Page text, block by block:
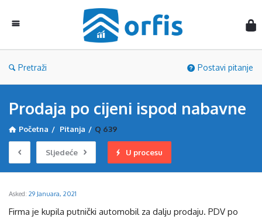
Pretraži Postavi pitanje
Prodaja po cijeni ispod nabavne
Početna / Pitanja / Q 639
Sljedeće U procesu
Asked: 29 Januara, 2021
Firma je kupila putnički automobil za dalju prodaju. PDV po